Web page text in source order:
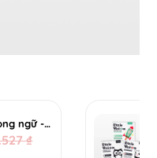
Combo phát triển song ngữ - Combo Bút chấm đọc Lala Magic Pen + Bảng gấp Plus Lala Magnet + Bảng gấp thông thái
₫